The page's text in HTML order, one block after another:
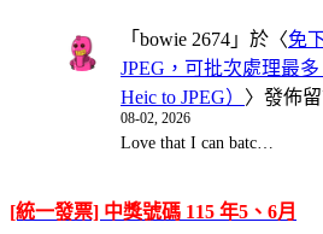
「 bowie 2674 」於〈免
JPEG，可批次處理最
Heic to JPEG） 〉發佈
08-02, 2026
Love that I can batc…
[統一發票] 中獎號碼 115 年5、6月